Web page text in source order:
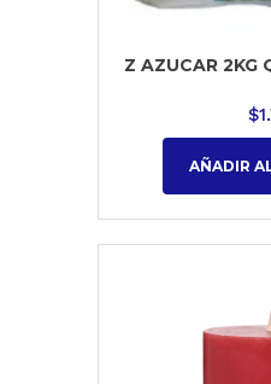
Z AZUCAR 2KG
$
AÑADIR